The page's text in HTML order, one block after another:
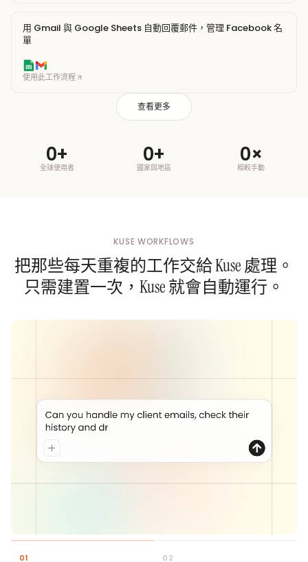
用 Gmail 與 Google Sheets 自動回覆郵件，管理 Facebook 名
單
使用此工作流程
查看更多
0+
全球使用者
0+
國家與地區
0×
相較手動
KUSE WORKFLOWS
把那些每天重複的工作交給 Kuse 處理。
只需建置一次，Kuse 就會自動運行。
01 02